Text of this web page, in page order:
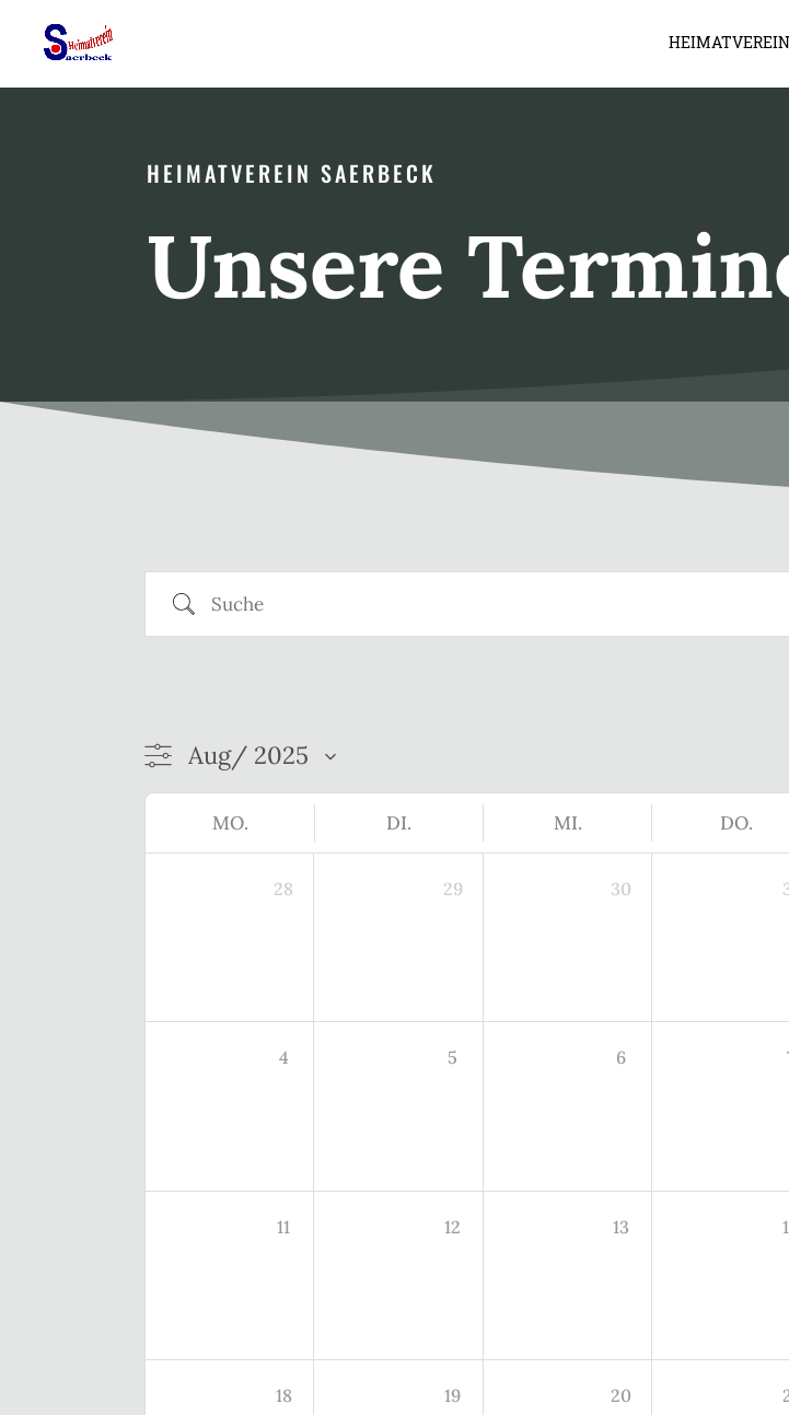
HEIMATVEREIN SAERBECK
Unsere
Suche
MO. DI. MI. DO.
28 29 30
4 5 6
11 12 13
18 19 20